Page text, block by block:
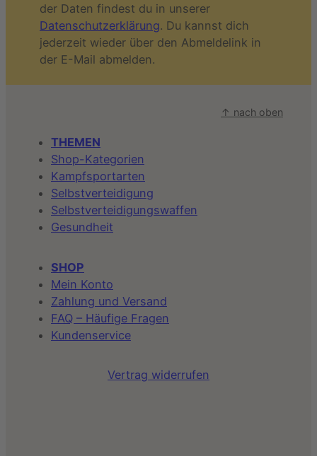
der Daten findest du in unserer
Datenschutzerklärung. Du kannst dich
jederzeit wieder über den Abmeldelink in
der E-Mail abmelden.
↑ nach oben
THEMEN
Shop-Kategorien
Kampfsportarten
Selbstverteidigung
Selbstverteidigungswaffen
Gesundheit
SHOP
Mein Konto
Zahlung und Versand
FAQ – Häufige Fragen
Kundenservice
Vertrag widerrufen